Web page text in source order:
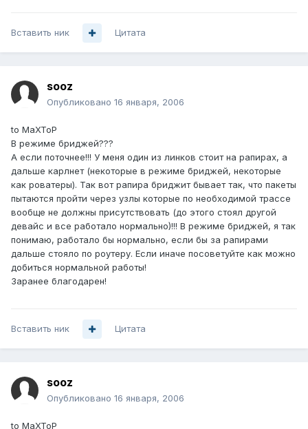
Вставить ник Цитата
sooz
Опубликовано 16 января, 2006
to MaXToP
В режиме бриджей???
А если поточнее!!! У меня один из линков стоит на рапирах, а
дальше карлнет (некоторые в режиме бриджей, некоторые
как роватеры). Так вот рапира бриджит бывает так, что пакеты
пытаются пройти через узлы которые по необходимой трассе
вообще не должны присутствовать (до этого стоял другой
девайс и все работало нормально)!!! В режиме бриджей, я так
понимаю, работало бы нормально, если бы за рапирами
дальше стояло по роутеру. Если иначе посоветуйте как можно
добиться нормальной работы!
Заранее благодарен!
Вставить ник Цитата
sooz
Опубликовано 16 января, 2006
to MaXToP